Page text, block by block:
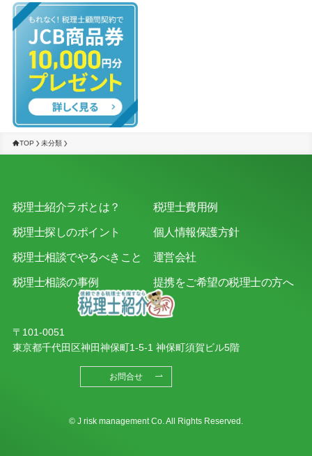
TOP 未分類
税理士紹介ラボとは？
税理士探しのポイント
税理士相談でやるべきこと
税理士相談の事例
税理士費用例
個人情報保護方針
運営会社
提携をご希望の税理士の方へ
〒101-0051
東京都千代田区神田神保町1-5-1 神保町須賀ビル5階
お問合せ
© J risk management Co. All Rights Reserved.